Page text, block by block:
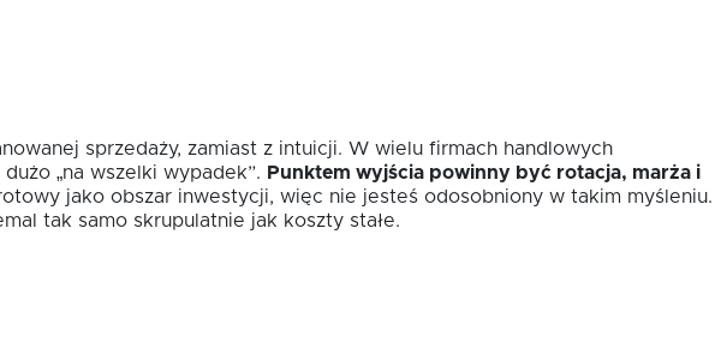
sprzedaży, zamiast z intuicji. W wielu firmach handlowych
„na wszelki wypadek”. Punktem wyjścia powinny być rotacja, marża i
jako obszar inwestycji, więc nie jesteś odosobniony w takim myśleniu.
tak samo skrupulatnie jak koszty stałe.